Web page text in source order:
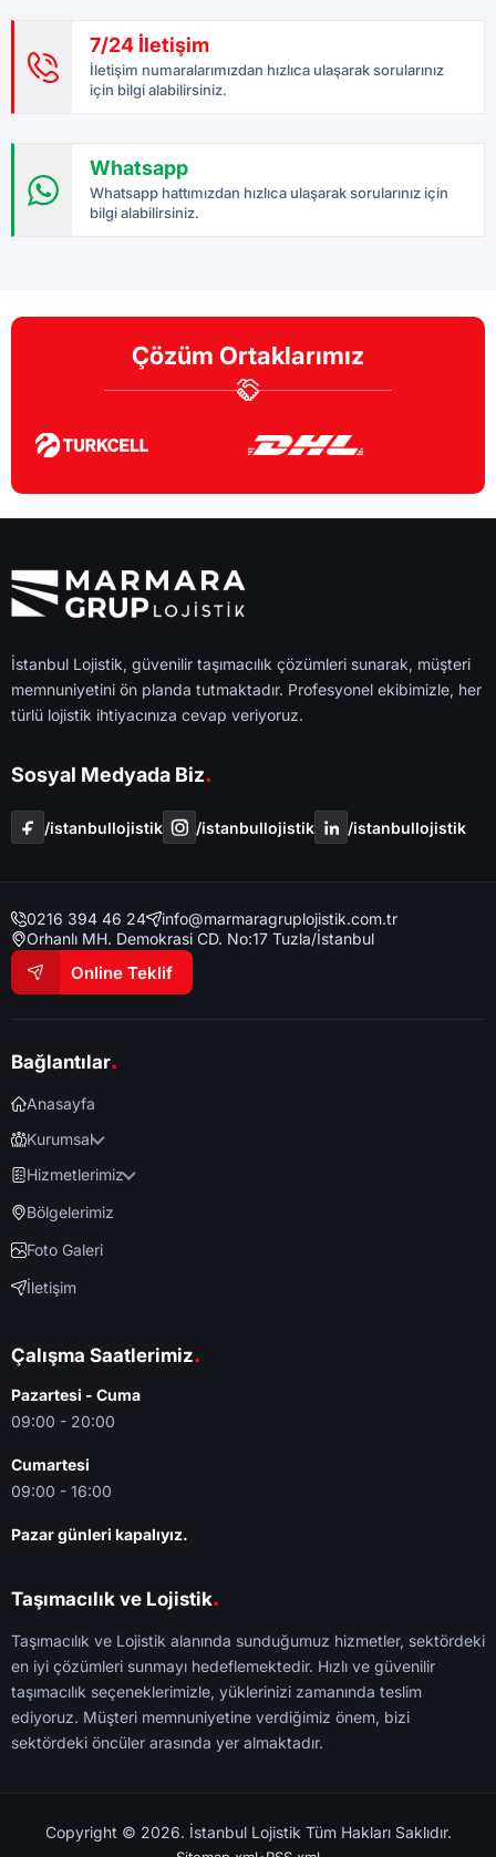
7/24 İletişim
İletişim numaralarımızdan hızlıca ulaşarak sorularınız
için bilgi alabilirsiniz.
Whatsapp
Whatsapp hattımızdan hızlıca ulaşarak sorularınız için
bilgi alabilirsiniz.
Çözüm Ortaklarımız
İstanbul Lojistik, güvenilir taşımacılık çözümleri sunarak, müşteri
memnuniyetini ön planda tutmaktadır. Profesyonel ekibimizle, her
türlü lojistik ihtiyacınıza cevap veriyoruz.
Sosyal Medyada Biz.
/i̇stanbullojistik /i̇stanbullojistik /i̇stanbullojistik
0216 394 46 24
info@marmaragruplojistik.com.tr
Orhanlı MH. Demokrasi CD. No:17 Tuzla/İstanbul
Online Teklif
Bağlantılar.
Anasayfa
Kurumsal
Hizmetlerimiz
Bölgelerimiz
Foto Galeri
İletişim
Çalışma Saatlerimiz.
Pazartesi - Cuma
09:00 - 20:00
Cumartesi
09:00 - 16:00
Pazar günleri kapalıyız.
Taşımacılık ve Lojistik.
Taşımacılık ve Lojistik alanında sunduğumuz hizmetler, sektördeki
en iyi çözümleri sunmayı hedeflemektedir. Hızlı ve güvenilir
taşımacılık seçeneklerimizle, yüklerinizi zamanında teslim
ediyoruz. Müşteri memnuniyetine verdiğimiz önem, bizi
sektördeki öncüler arasında yer almaktadır.
Copyright © 2026. İstanbul Lojistik Tüm Hakları Saklıdır.